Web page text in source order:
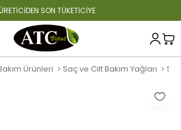
SON TÜKETİCİYE
Ürünleri Saç ve Cilt Bakım Yağları